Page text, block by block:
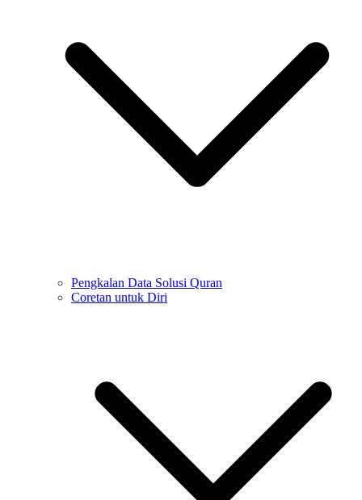
Pengkalan Data Solusi Quran
Coretan untuk Diri